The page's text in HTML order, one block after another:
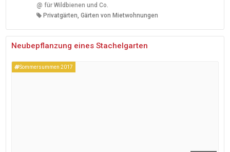
@ für Wildbienen und Co.
Privatgärten, Gärten von Mietwohnungen
Neubepflanzung eines Stachelgarten
Sommersummen 2017